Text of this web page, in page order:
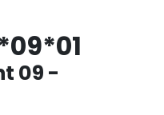
09 -